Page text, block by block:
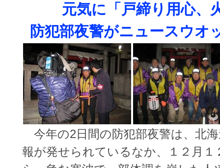
元気に「戸締り用心、
防犯部夜警がニュースウオ
今年の2日間の防犯部夜警は、北
報が発せられているなか、１２月１